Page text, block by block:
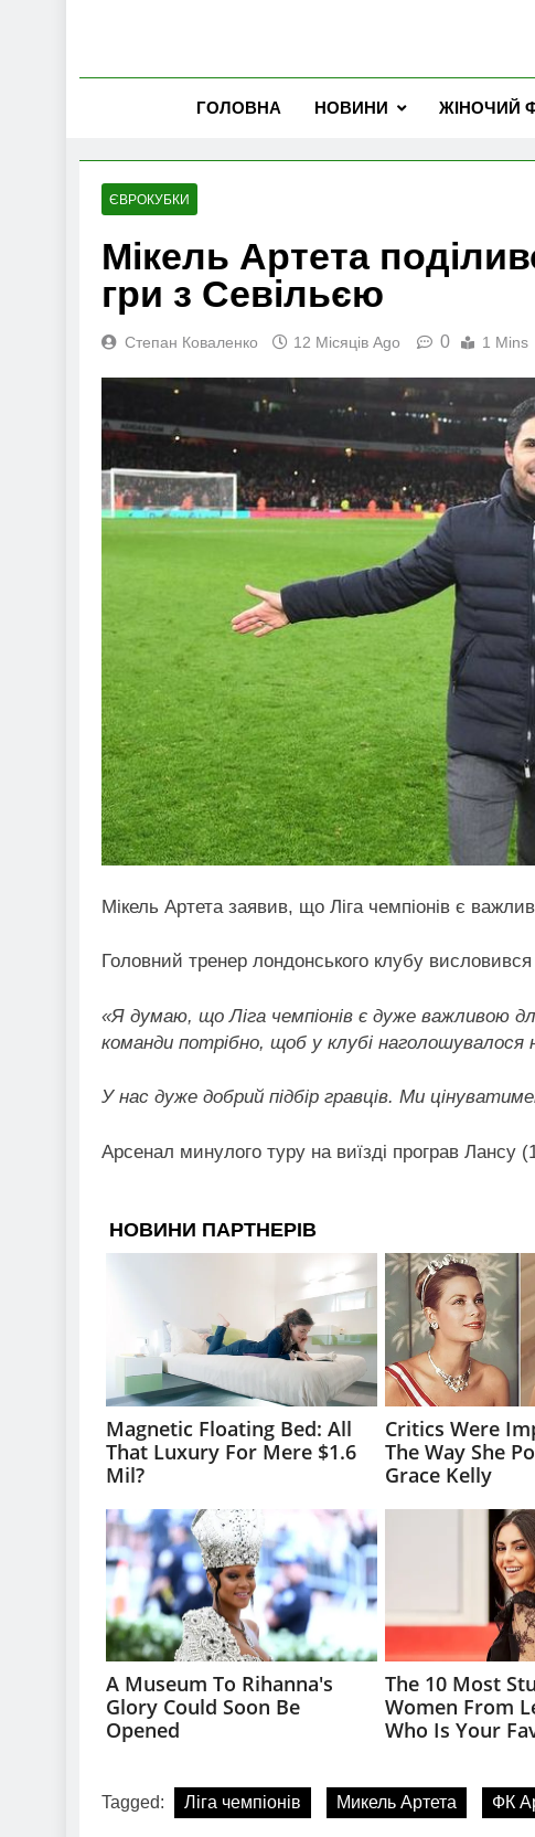
ГОЛОВНА НОВИНИ ЖІНОЧИЙ
ЄВРОКУБКИ
Мікель Артета
гри з Севільєю
Степан Коваленко 12 Місяців Ago 0 1 Mins
Мікель Артета заявив, що Ліга чемпіонів є
Головний тренер лондонського клубу
«Я думаю, що Ліга чемпіонів є дуже важливою
команди потрібно, щоб у клубі
У нас дуже добрий підбір гравців. Ми
Арсенал минулого туру на виїзді програв Лансу
Tagged: Ліга чемпіонів Микель Артета ФК